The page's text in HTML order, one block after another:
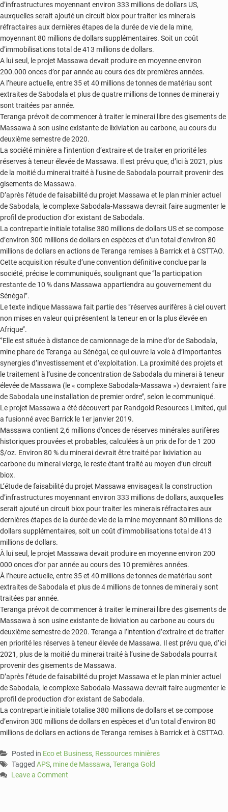
d’infrastructures moyennant environ 333 millions de dollars US,
auxquelles serait ajouté un circuit biox pour traiter les minerais
réfractaires aux dernières étapes de la durée de vie de la mine,
moyennant 80 millions de dollars supplémentaires. Soit un coût
d’immobilisations total de 413 millions de dollars.
A lui seul, le projet Massawa devait produire en moyenne environ
200.000 onces d’or par année au cours des dix premières années.
A l’heure actuelle, entre 35 et 40 millions de tonnes de matériau sont
extraites de Sabodala et plus de quatre millions de tonnes de minerai y
sont traitées par année.
Teranga prévoit de commencer à traiter le minerai libre des gisements de
Massawa à son usine existante de lixiviation au carbone, au cours du
deuxième semestre de 2020.
La société minière a l’intention d’extraire et de traiter en priorité les
réserves à teneur élevée de Massawa. Il est prévu que, d’ici à 2021, plus
de la moitié du minerai traité à l’usine de Sabodala pourrait provenir des
gisements de Massawa.
D’après l’étude de faisabilité du projet Massawa et le plan minier actuel
de Sabodala, le complexe Sabodala-Massawa devrait faire augmenter le
profil de production d’or existant de Sabodala.
La contrepartie initiale totalise 380 millions de dollars US et se compose
d’environ 300 millions de dollars en espèces et d’un total d’environ 80
millions de dollars en actions de Teranga remises à Barrick et à CSTTAO.
Cette acquisition résulte d’une convention définitive conclue par la
société, précise le communiqués, soulignant que ‘’la participation
restante de 10 % dans Massawa appartiendra au gouvernement du
Sénégal’’.
Le texte indique Massawa fait partie des ‘’réserves aurifères à ciel ouvert
non mises en valeur qui présentent la teneur en or la plus élevée en
Afrique’’.
‘’Elle est située à distance de camionnage de la mine d’or de Sabodala,
mine phare de Teranga au Sénégal, ce qui ouvre la voie à d’importantes
synergies d’investissement et d’exploitation. La proximité des projets et
le traitement à l’usine de concentration de Sabodala du minerai à teneur
élevée de Massawa (le « complexe Sabodala-Massawa ») devraient faire
de Sabodala une installation de premier ordre’’, selon le communiqué.
Le projet Massawa a été découvert par Randgold Resources Limited, qui
a fusionné avec Barrick le 1er janvier 2019.
Massawa contient 2,6 millions d’onces de réserves minérales aurifères
historiques prouvées et probables, calculées à un prix de l’or de 1 200
$/oz. Environ 80 % du minerai devrait être traité par lixiviation au
carbone du minerai vierge, le reste étant traité au moyen d’un circuit
biox.
L’étude de faisabilité du projet Massawa envisageait la construction
d’infrastructures moyennant environ 333 millions de dollars, auxquelles
serait ajouté un circuit biox pour traiter les minerais réfractaires aux
dernières étapes de la durée de vie de la mine moyennant 80 millions de
dollars supplémentaires, soit un coût d’immobilisations total de 413
millions de dollars.
À lui seul, le projet Massawa devait produire en moyenne environ 200
000 onces d’or par année au cours des 10 premières années.
À l’heure actuelle, entre 35 et 40 millions de tonnes de matériau sont
extraites de Sabodala et plus de 4 millions de tonnes de minerai y sont
traitées par année.
Teranga prévoit de commencer à traiter le minerai libre des gisements de
Massawa à son usine existante de lixiviation au carbone au cours du
deuxième semestre de 2020. Teranga a l’intention d’extraire et de traiter
en priorité les réserves à teneur élevée de Massawa. Il est prévu que, d’ici
2021, plus de la moitié du minerai traité à l’usine de Sabodala pourrait
provenir des gisements de Massawa.
D’après l’étude de faisabilité du projet Massawa et le plan minier actuel
de Sabodala, le complexe Sabodala-Massawa devrait faire augmenter le
profil de production d’or existant de Sabodala.
La contrepartie initiale totalise 380 millions de dollars et se compose
d’environ 300 millions de dollars en espèces et d’un total d’environ 80
millions de dollars en actions de Teranga remises à Barrick et à CSTTAO.
Posted in Eco et Business, Ressources minières
Tagged APS, mine de Massawa, Teranga Gold
Leave a Comment